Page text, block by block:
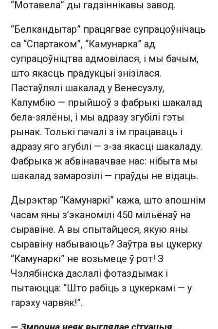
“Мотавела” ды гадзіннікавы завод.
“Белкандытар” працягвае супрацоўнічаць
са “Спартаком”, “Камунарка” ад
супрацоўніцтва адмовілася, і мы бачым,
што якасць прадукцыі знізілася.
Пастаўлялі шакалад у Венесуэлу,
Калумбію — прыйшоў з фабрыкі шакалад
бела-зялёны, і мы адразу згубілі гэты
рынак. Толькі пачалі з ім працаваць і
адразу яго згубілі — з-за якасці шакаладу.
Фабрыка ж абвінавачвае нас: нібыта мы
шакалад замарозілі — праўды не відаць.
Дырэктар “Камунаркі” кажа, што апошнім
часам яны з’эканомілі 450 мільёнаў на
сыравіне. А вы спытайцеся, якую яны
сыравіну набываюць? Заўтра вы цукерку
“Камунаркі” не возьмеце ў рот! З
Чэлябінска даслалі фотаздымак і
пытаюцца: “Што рабіць з цукеркамі — у
гарэху чарвяк!”.